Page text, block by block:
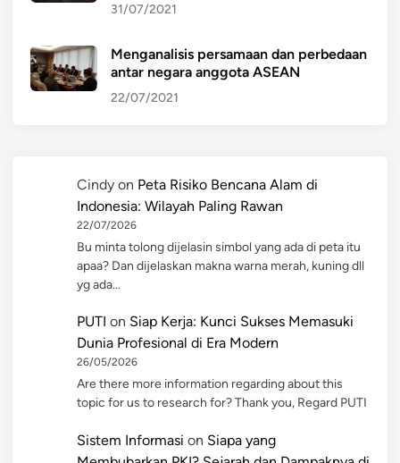
31/07/2021
Menganalisis persamaan dan perbedaan
antar negara anggota ASEAN
22/07/2021
Cindy on Peta Risiko Bencana Alam di
Indonesia: Wilayah Paling Rawan
22/07/2026
Bu minta tolong dijelasin simbol yang ada di peta itu
apaa? Dan dijelaskan makna warna merah, kuning dll
yg ada…
PUTI on Siap Kerja: Kunci Sukses Memasuki
Dunia Profesional di Era Modern
26/05/2026
Are there more information regarding about this
topic for us to research for? Thank you, Regard PUTI
Sistem Informasi on Siapa yang